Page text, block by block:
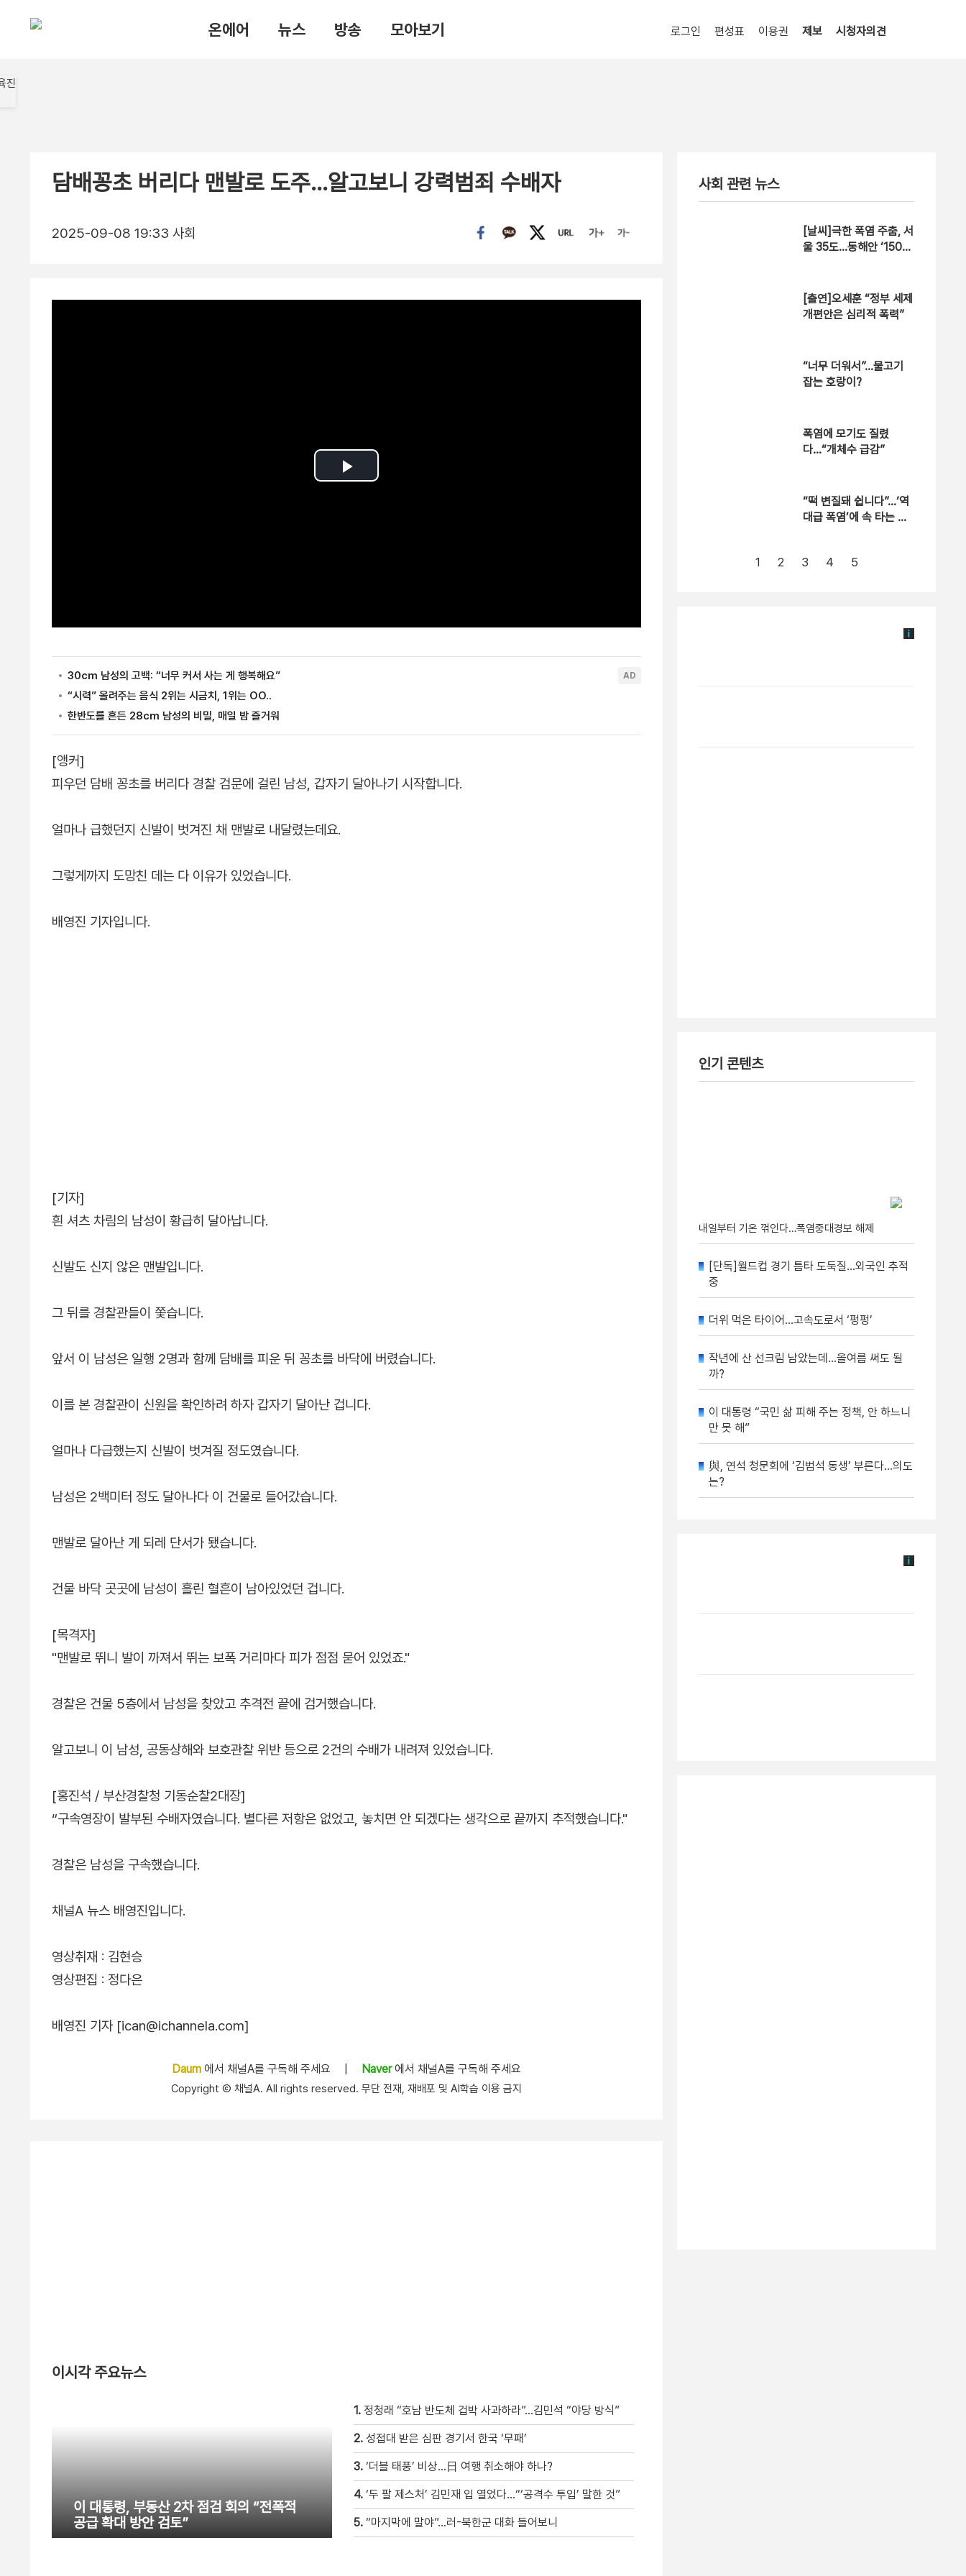
온에어 뉴스 방송 모아보기 로그인 편성표 이용권 제보 시청자의견
담배꽁초 버리다 맨발로 도주…알고보니 강력범죄 수배자
2025-09-08 19:33 사회
[앵커]
피우던 담배 꽁초를 버리다 경찰 검문에 걸린 남성, 갑자기 달아나기 시작합니다.
얼마나 급했던지 신발이 벗겨진 채 맨발로 내달렸는데요.
그렇게까지 도망친 데는 다 이유가 있었습니다.
배영진 기자입니다.
[기자]
흰 셔츠 차림의 남성이 황급히 달아납니다.
신발도 신지 않은 맨발입니다.
그 뒤를 경찰관들이 쫓습니다.
앞서 이 남성은 일행 2명과 함께 담배를 피운 뒤 꽁초를 바닥에 버렸습니다.
이를 본 경찰관이 신원을 확인하려 하자 갑자기 달아난 겁니다.
얼마나 다급했는지 신발이 벗겨질 정도였습니다.
남성은 2백미터 정도 달아나다 이 건물로 들어갔습니다.
맨발로 달아난 게 되레 단서가 됐습니다.
건물 바닥 곳곳에 남성이 흘린 혈흔이 남아있었던 겁니다.
[목격자]
"맨발로 뛰니 발이 까져서 뛰는 보폭 거리마다 피가 점점 묻어 있었죠."
경찰은 건물 5층에서 남성을 찾았고 추격전 끝에 검거했습니다.
알고보니 이 남성, 공동상해와 보호관찰 위반 등으로 2건의 수배가 내려져 있었습니다.
[홍진석 / 부산경찰청 기동순찰2대장]
“구속영장이 발부된 수배자였습니다. 별다른 저항은 없었고, 놓치면 안 되겠다는 생각으로 끝까지 추적했습니다."
경찰은 남성을 구속했습니다.
채널A 뉴스 배영진입니다.
영상취재 : 김현승
영상편집 : 정다은
배영진 기자 [ican@ichannela.com]
Daum 에서 채널A를 구독해 주세요 Naver에서 채널A를 구독해 주세요
Copyright Ⓒ 채널A. All rights reserved. 무단 전재, 재배포 및 AI학습 이용 금지
이시각 주요뉴스
이 대통령, 부동산 2차 점검 회의 “전폭적
공급 확대 방안 검토”
1. 정청래 “호남 반도체 겁박 사과하라”…김민석 “야당 방식”
2. 성접대 받은 심판 경기서 한국 ‘무패’
3. ‘더블 태풍’ 비상…日 여행 취소해야 하나?
4. ‘두 팔 제스처’ 김민재 입 열었다…“‘공격수 투입’ 말한 것”
5. “마지막에 말야”…러-북한군 대화 들어보니
사회 관련 뉴스
[날씨]극한 폭염 주춤, 서
울 35도…동해안 ‘150m
[출연]오세훈 “정부 세제
개편안은 심리적 폭력”
“너무 더워서”…물고기
잡는 호랑이?
폭염에 모기도 질렸
다…“개체수 급감”
“떡 변질돼 쉽니다”…‘역
대급 폭염’에 속 타는 골
1 2 3 4 5
인기 콘텐츠
내일부터 기온 꺾인다…폭염중대경보 해제
[단독]월드컵 경기 틈타 도둑질…외국인 추적
중
더위 먹은 타이어…고속도로서 ‘펑펑’
작년에 산 선크림 남았는데…올여름 써도 될
까?
이 대통령 “국민 삶 피해 주는 정책, 안 하느니
만 못 해”
與, 연석 청문회에 ‘김범석 동생’ 부른다…의도
는?